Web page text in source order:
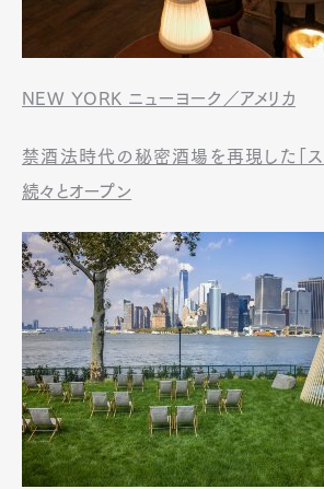
NEW YORK ニューヨーク／アメリカ
禁酒法時代の秘密酒場を再現した「ス
続々とオープン